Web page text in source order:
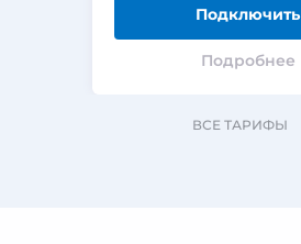
Подключить
Подробнее
ВСЕ ТАРИФЫ